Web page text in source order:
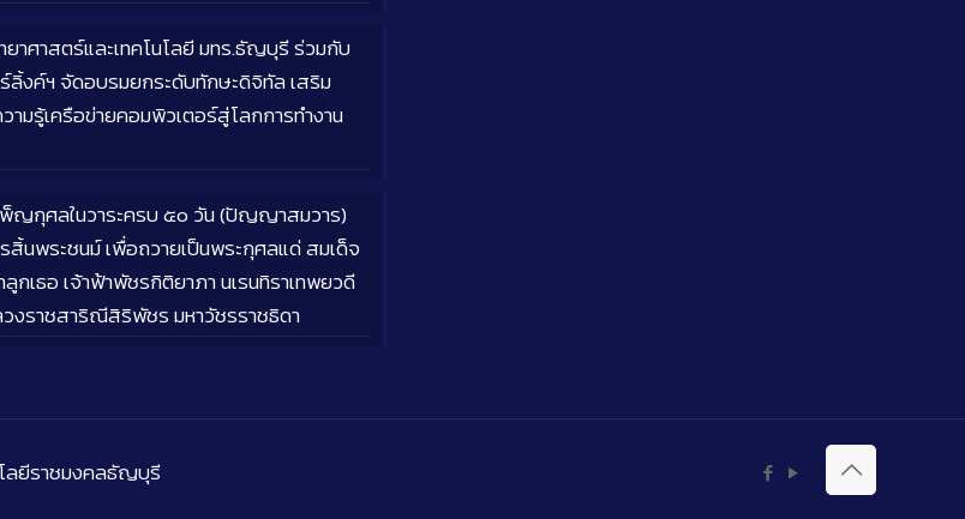
าศาสตร์และเทคโนโลยี มทร.ธัญบุรี ร่วมกับ
ลิ้งค์ฯ จัดอบรมยกระดับทักษะดิจิทัล เสริม
วามรู้เครือข่ายคอมพิวเตอร์สู่โลกการทำงาน
ญกุศลในวาระครบ ๕๐ วัน (ปัญญาสมวาร)
สิ้นพระชนม์ เพื่อถวายเป็นพระกุศลแด่ สมเด็จ
ลูกเธอ เจ้าฟ้าพัชรกิติยาภา นเรนทิราเทพยวดี
งราชสาริณีสิริพัชร มหาวัชรราชธิดา
ลยีราชมงคลธัญบุรี